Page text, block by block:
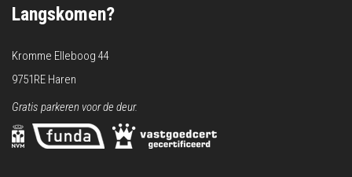
Langskomen?
Kromme Elleboog 44
9751RE Haren
Gratis parkeren voor de deur.